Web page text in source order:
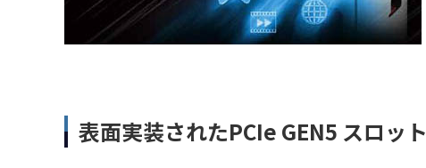
表面実装されたPCIe GEN5 スロット